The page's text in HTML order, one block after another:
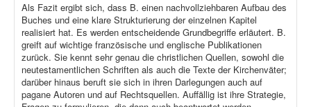
Als Fazit ergibt sich, dass B. einen nachvollziehbaren Aufbau des
Buches und eine klare Strukturierung der einzelnen Kapitel
realisiert hat. Es werden entscheidende Grundbegriffe erläutert. B.
greift auf wichtige französische und englische Publikationen
zurück. Sie kennt sehr genau die christlichen Quellen, sowohl die
neutestamentlichen Schriften als auch die Texte der Kirchenväter;
darüber hinaus beruft sie sich in ihren Darlegungen auch auf
pagane Autoren und auf Rechtsquellen. Auffällig ist ihre Strategie,